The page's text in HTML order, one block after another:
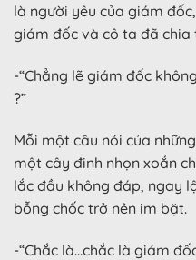
là người yêu của giám
giám đốc và cô ta đã chia
-“Chẳng lẽ giám đốc
?”
Mỗi một câu nói của
một cây đinh nhọn xoắn
lắc đầu không đáp, ngay
bỗng chốc trở nên im bặt.
-“Chắc là…chắc là giám